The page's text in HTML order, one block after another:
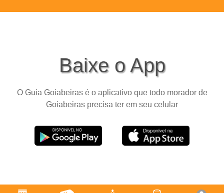
Baixe o App
O Guia Goiabeiras é o aplicativo que todo morador de
Goiabeiras precisa ter em seu celular